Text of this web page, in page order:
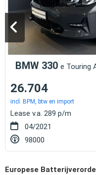
BMW 330 e Touring
26.704
incl. BPM, btw en import
Lease v.a. 289 p/m
04/2021
98000
Europese